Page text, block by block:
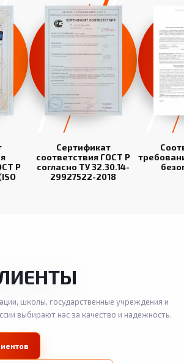
Р
Сертификат
соответствия ГОСТ Р
согласно ТУ 32.30.14-
29927522-2018
школы, государственные учреждения и
выбирают нас за качество и надежность.